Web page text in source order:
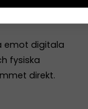
– de ska in i
emot digitala
fysiska
direkt.